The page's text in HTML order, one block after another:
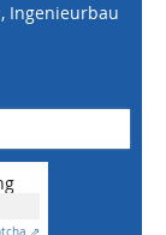
Ingenieurbau